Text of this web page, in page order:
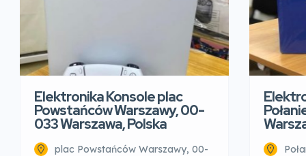
Elektronika Konsole plac
Powstańców Warszawy, 00-
033 Warszawa, Polska
plac Powstańców Warszawy, 00-